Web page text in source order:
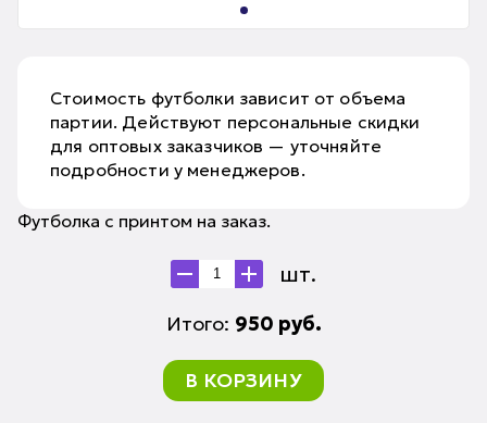
Стоимость футболки зависит от объема
партии. Действуют персональные скидки
для оптовых заказчиков — уточняйте
подробности у менеджеров.
Футболка с принтом на заказ.
шт.
Итого: 950 руб.
В КОРЗИНУ